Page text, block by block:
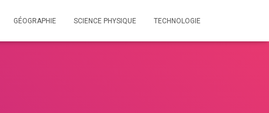
GÉOGRAPHIE SCIENCE PHYSIQUE TECHNOLOGIE